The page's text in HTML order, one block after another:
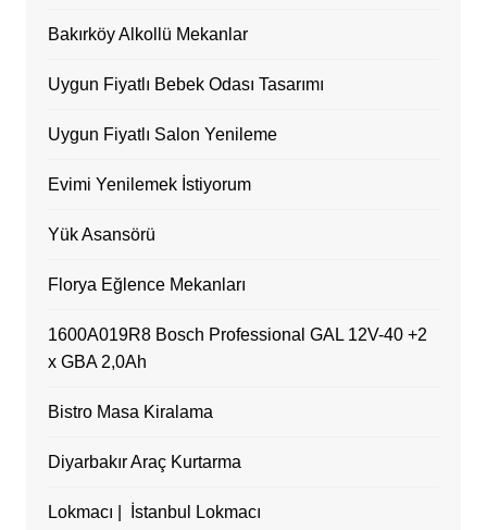
Bakırköy Alkollü Mekanlar
Uygun Fiyatlı Bebek Odası Tasarımı
Uygun Fiyatlı Salon Yenileme
Evimi Yenilemek İstiyorum
Yük Asansörü
Florya Eğlence Mekanları
1600A019R8 Bosch Professional GAL 12V-40 +2
x GBA 2,0Ah
Bistro Masa Kiralama
Diyarbakır Araç Kurtarma
Lokmacı | İstanbul Lokmacı